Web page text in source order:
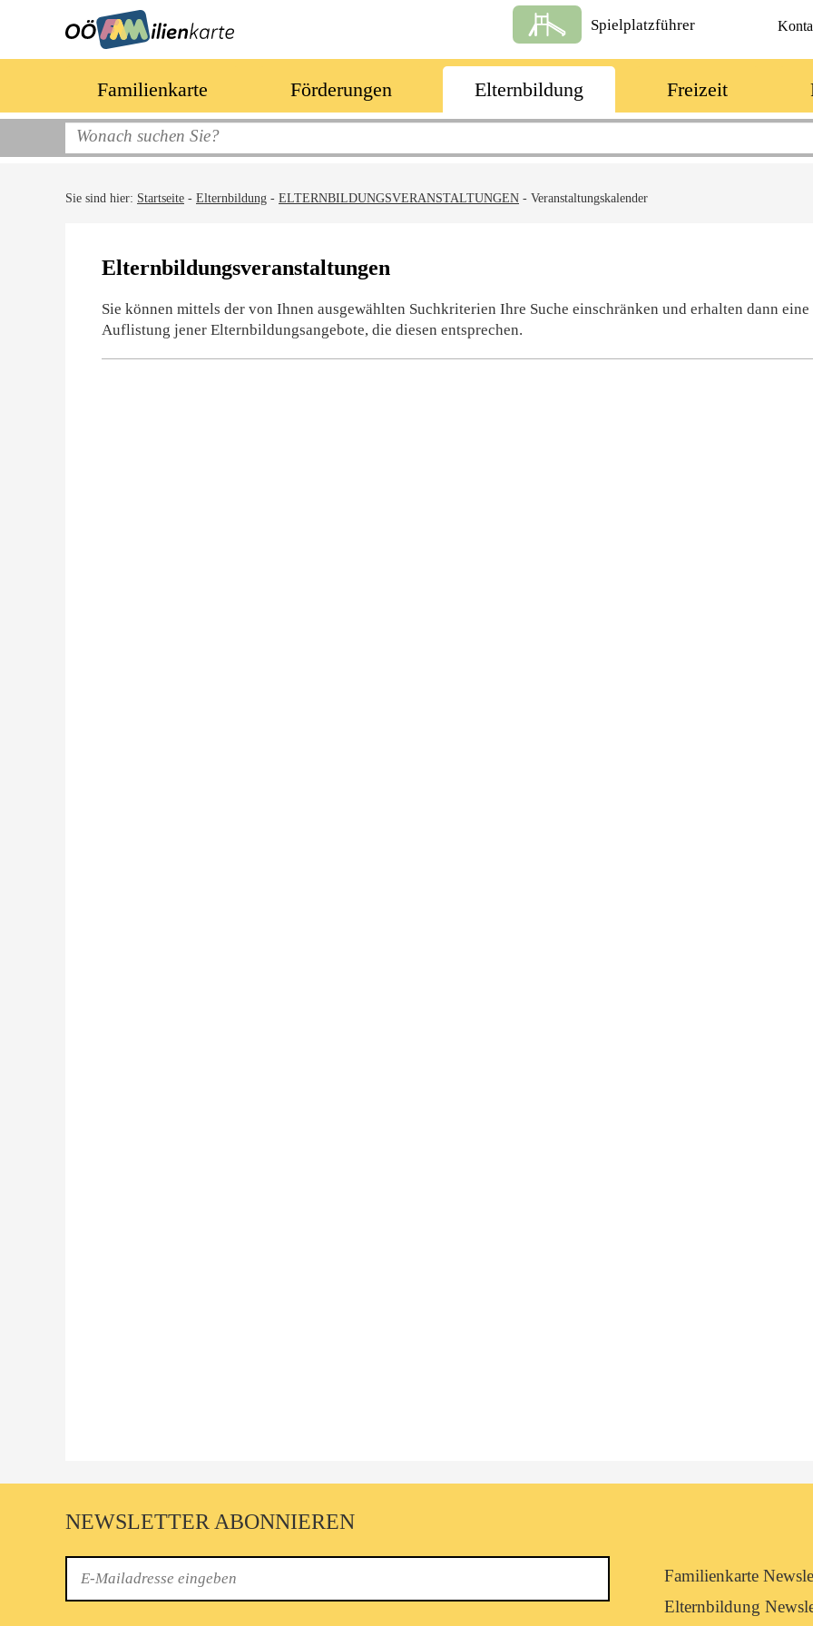
Spielplatzführer
Familienkarte Förderungen Elternbildung Freizeit
Sie sind hier: Startseite - Elternbildung - ELTERNBILDUNGSVERANSTALTUNGEN - Veranstaltungskalender
Elternbildungsveranstaltungen
Sie können mittels der von Ihnen ausgewählten Suchkriterien Ihre Suche einschränken und erhalten dann eine
Auflistung jener Elternbildungsangebote, die diesen entsprechen.
NEWSLETTER ABONNIEREN
Mail
Newsletterkategorie
abonnieren
Familienkarte
Elternbildung